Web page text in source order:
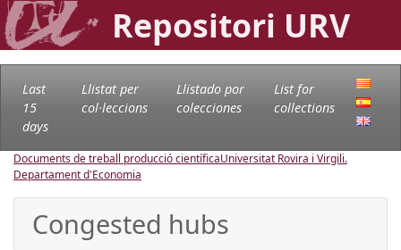
Repositori URV
Last
15
days
Llistat per
col·leccions
Llistado por
colecciones
List for
collections
Documents de treball producció científicaUniversitat Rovira i Virgili.
Departament d'Economia
Congested hubs